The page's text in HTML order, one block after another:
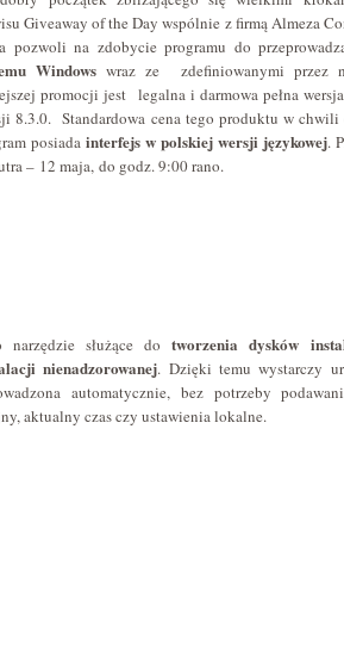
Giveaway of the Day wspólnie z firmą Almeza
pozwoli na zdobycie programu do
Windows wraz ze zdefiniowanymi przez
promocji jest legalna i darmowa pełna
8.3.0. Standardowa cena tego produktu w
posiada interfejs w polskiej wersji językowej.
– 12 maja, do godz. 9:00 rano.
narzędzie służące do tworzenia dysków
nienadzorowanej. Dzięki temu wystarczy
automatycznie, bez potrzeby
aktualny czas czy ustawienia lokalne.